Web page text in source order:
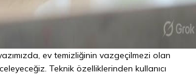
ev temizliğinin vazgeçilmezi olan
Teknik özelliklerinden kullanıcı